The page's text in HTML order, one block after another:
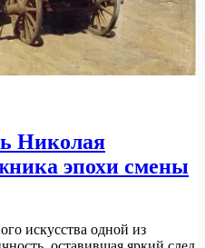
Николая
эпохи смены
искусства одной из